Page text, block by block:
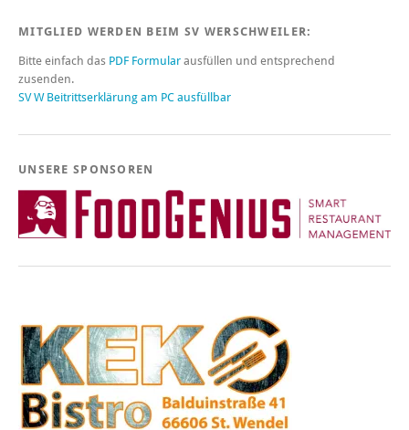
MITGLIED WERDEN BEIM SV WERSCHWEILER:
Bitte einfach das PDF Formular ausfüllen und entsprechend
zusenden.
SV W Beitrittserklärung am PC ausfüllbar
UNSERE SPONSOREN